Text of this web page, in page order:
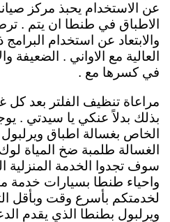
عن الاستخدام يحبذ مركز
الاطباق في طنطا ان يتم .
والابتعاد عن استخدام
العالية مع الاواني .
في كسرها مع .
مراعاة تنظيف الفلتر بعد كل
بذلك بدلاً عنكي يا سيدتي .
الخاص بغسالة اطباق
الغسالة طلمبة ضخ المياة
سوف تجدوا الخدمة المنزلية
واحياء طنطا بسيارات خدمة
لخدمتكم بأسرع وقت وبأقل
ويرلبول بطنطا الذي يقدم